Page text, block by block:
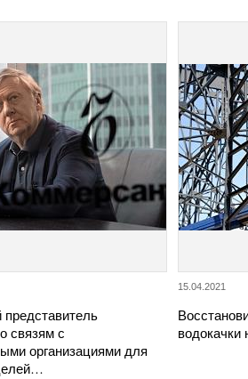
связям с
организациями для
15.04.2021
водокачки